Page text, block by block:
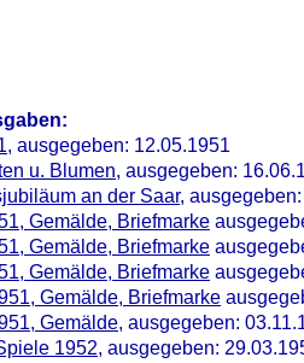
, ausgegeben: 12.05.1951
u. Blumen, ausgegeben:
an der Saar,
Gemälde, Briefmarke
Gemälde, Briefmarke
Gemälde, Briefmarke
Gemälde, Briefmarke
Gemälde, ausgegeben:
1952, ausgegeben: